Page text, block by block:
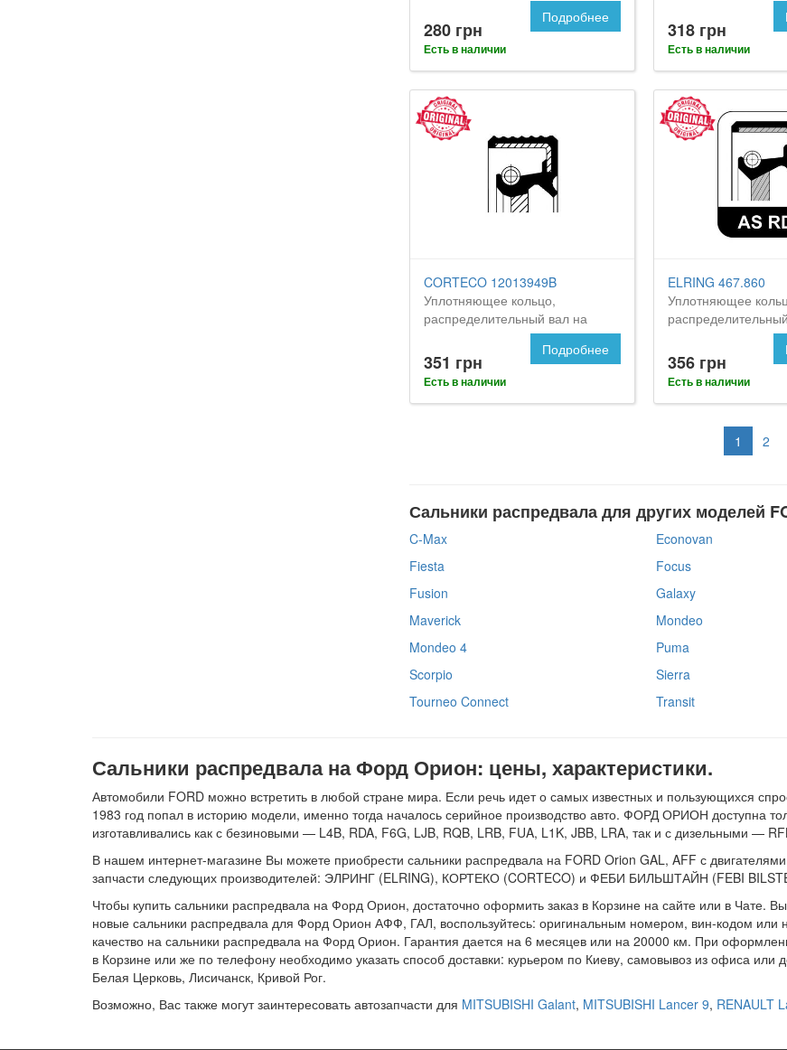
280 грн
Есть в наличии
Подробнее
318 грн
Есть в наличии
CORTECO 12013949B
Уплотняющее кольцо,
распределительный вал на
351 грн
Есть в наличии
Подробнее
ELRING 467.860
Уплотняющее
356 грн
Есть в наличии
1 2
Сальники распредвала для других моделей
C-Max Econovan
Fiesta
Focus
Fusion
Galaxy
Maverick
Mondeo
Mondeo 4
Puma
Scorpio
Sierra
Tourneo Connect
Transit
Сальники распредвала на Форд Орион: цены, характеристики.
Автомобили FORD можно встретить в любой стране мира. Если речь идет о самых известных и пользующихся
1983 год попал в историю модели, именно тогда началось серийное производство авто. ФОРД ОРИОН доступна
изготавливались как с безиновыми — L4B, RDA, F6G, LJB, RQB, LRB, FUA, L1K, JBB, LRA, так и с дизельными —
В нашем интернет-магазине Вы можете приобрести сальники распредвала на FORD Orion GAL, AFF с
запчасти следующих производителей: ЭЛРИНГ (ELRING), КОРТЕКО (CORTECO) и ФЕБИ БИЛЬШТАЙН (FEBI
Чтобы купить сальники распредвала на Форд Орион, достаточно оформить заказ в Корзине на сайте или в Чате.
новые сальники распредвала для Форд Орион АФФ, ГАЛ, воспользуйтесь: оригинальным номером, вин-кодом или
качество на сальники распредвала на Форд Орион. Гарантия дается на 6 месяцев или на 20000 км. При
в Корзине или же по телефону необходимо указать способ доставки: курьером по Киеву, самовывоз из офиса или
Белая Церковь, Лисичанск, Кривой Рог.
Возможно, Вас также могут заинтересовать автозапчасти для MITSUBISHI Galant, MITSUBISHI Lancer 9, RENAULT